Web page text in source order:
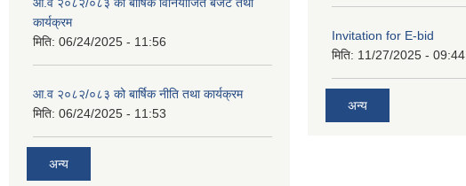
आ.व २०८२/०८३ को बार्षिक विनियोजित बजेट तथा
कार्यक्रम
मिति: 06/24/2025 - 11:56
आ.व २०८२/०८३ को बार्षिक नीति तथा कार्यक्रम
मिति: 06/24/2025 - 11:53
अन्य
Invitation for E-bid
मिति: 11/27/2025 - 09:44
अन्य